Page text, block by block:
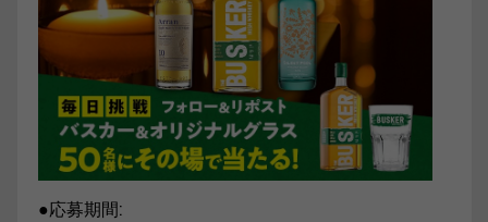
●応募期間: